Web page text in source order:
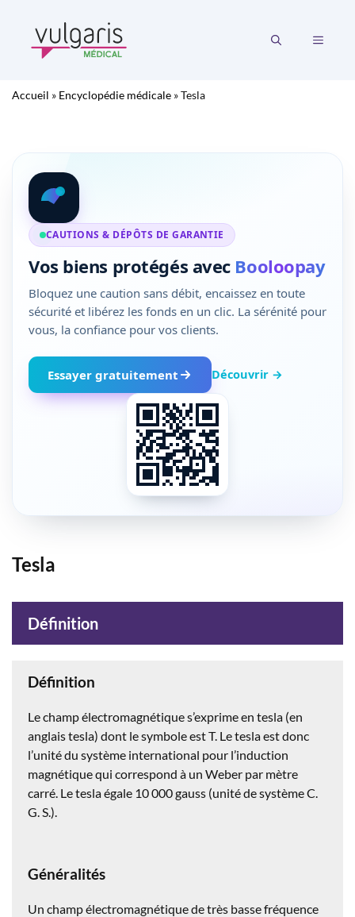
contenu
MENU
Accueil » Encyclopédie médicale »Tesla
CAUTIONS & DÉPÔTS DE GARANTIE
Vos biens protégés avec Booloopay
Bloquez une caution sans débit, encaissez en toute
sécurité et libérez les fonds en un clic. La sérénité pour
vous, la confiance pour vos clients.
Essayer gratuitement Découvrir →
Tesla
Définition
Définition
Le champ électromagnétique s’exprime en tesla (en
anglais tesla) dont le symbole est T. Le tesla est donc
l’unité du système international pour l’induction
magnétique qui correspond à un Weber par mètre
carré. Le tesla égale 10 000 gauss (unité de système C.
G. S.).
Généralités
Un champ électromagnétique de très basse fréquence